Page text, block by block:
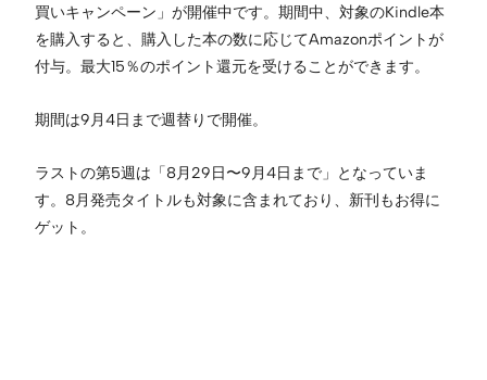
買いキャンペーン」が開催中です。期間中、対象のKindle本
を購入すると、購入した本の数に応じてAmazonポイントが
付与。最大15％のポイント還元を受けることができます。
期間は9月4日まで週替りで開催。
ラストの第5週は「8月29日〜9月4日まで」となっていま
す。8月発売タイトルも対象に含まれており、新刊もお得に
ゲット。